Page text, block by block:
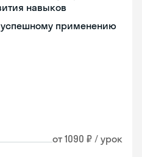
навыков
успешному применению
от 1090 ₽ / урок